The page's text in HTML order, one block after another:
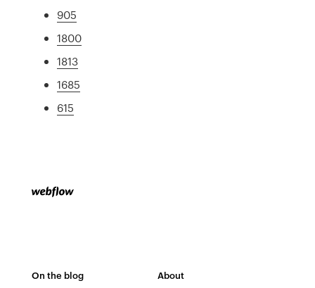
905
1800
1813
1685
615
On the blog About